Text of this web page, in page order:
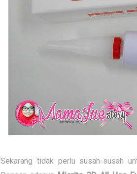
Sekarang tidak perlu susah-susah